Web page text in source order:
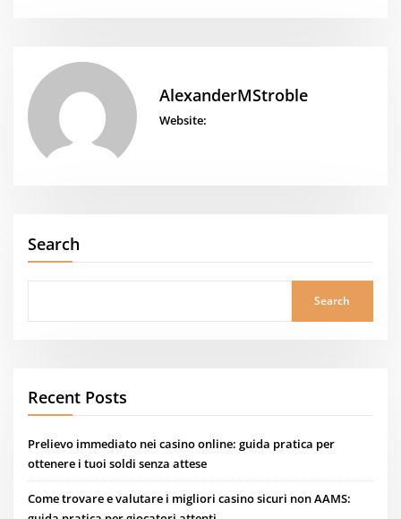
AlexanderMStroble
Website:
Search
Search
Recent Posts
Prelievo immediato nei casino online: guida pratica per
ottenere i tuoi soldi senza attese
Come trovare e valutare i migliori casino sicuri non AAMS: